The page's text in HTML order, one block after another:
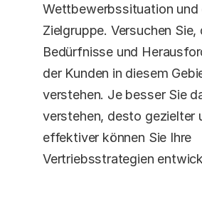
Wettbewerbssituation und
Zielgruppe. Versuchen Sie,
Bedürfnisse und
der Kunden in diesem
verstehen. Je besser Sie
verstehen, desto gezielter
effektiver können Sie Ihre
Vertriebsstrategien